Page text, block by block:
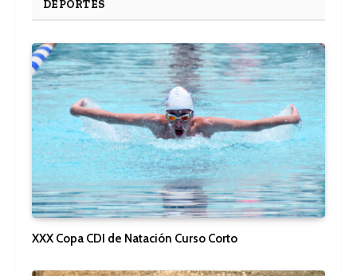
DEPORTES
XXX Copa CDI de Natación Curso Corto